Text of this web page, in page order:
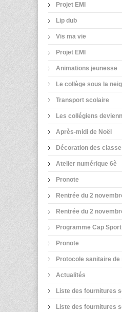
Projet EMI
Lip dub
Vis ma vie
Projet EMI
Animations jeunesse
Le collège sous la
Transport scolaire
Les collégiens
Après-midi de Noël
Décoration des
Atelier numérique 6è
Pronote
Rentrée du 2
Rentrée du 2
Programme Cap Sport
Pronote
Protocole sanitaire de
Actualités
Liste des fournitures
Liste des fournitures